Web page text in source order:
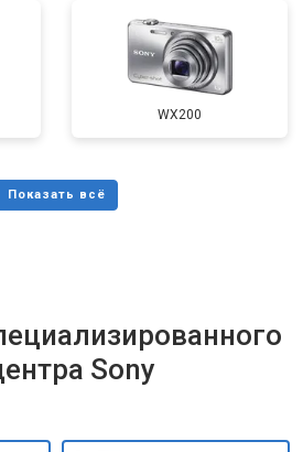
WX200
Sony